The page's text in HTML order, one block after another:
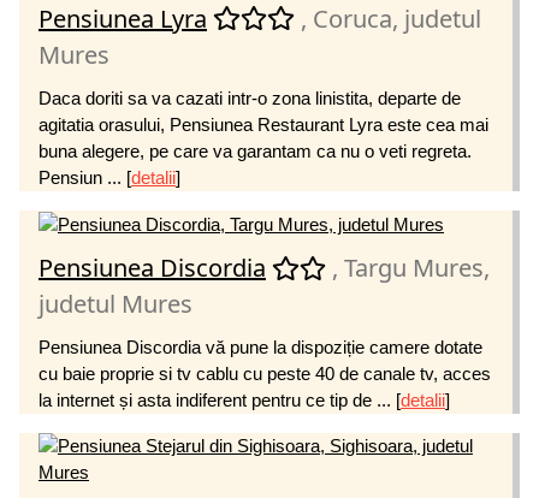
Pensiunea Lyra
, Coruca, judetul
Mures
Daca doriti sa va cazati intr-o zona linistita, departe de
agitatia orasului, Pensiunea Restaurant Lyra este cea mai
buna alegere, pe care va garantam ca nu o veti regreta.
Pensiun ... [detalii]
Pensiunea Discordia
, Targu Mures,
judetul Mures
Pensiunea Discordia vă pune la dispoziție camere dotate
cu baie proprie si tv cablu cu peste 40 de canale tv, acces
la internet și asta indiferent pentru ce tip de ... [detalii]